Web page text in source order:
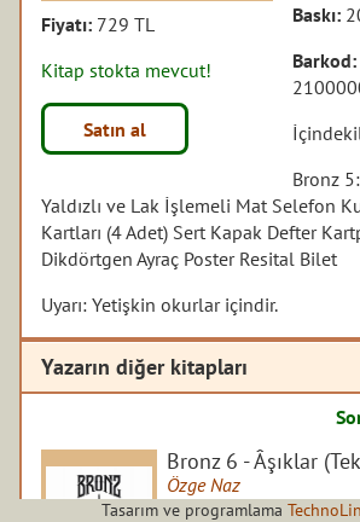
Fiyatı: 729 TL
Kitap stokta mevcut!
Satın al
Baskı:
Barkod:
Bronz
Yaldızlı ve Lak İşlemeli Mat Selefon
Kartları (4 Adet) Sert Kapak Defter
Dikdörtgen Ayraç Poster Resital Bilet
Uyarı: Yetişkin okurlar içindir.
Yazarın diğer kitapları
Bronz 6 - Âşıklar
Özge Naz
Roman / Romantik/
Tasarım ve programlama